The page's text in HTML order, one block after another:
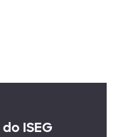
ISEG